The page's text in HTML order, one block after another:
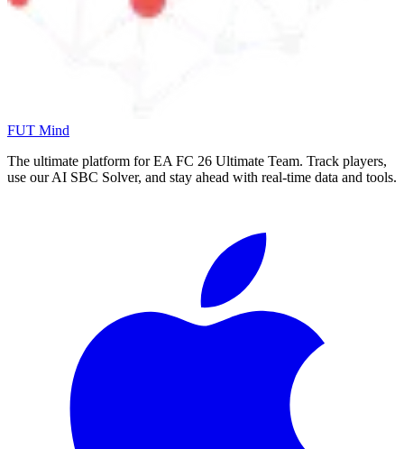
FUT Mind
The ultimate platform for EA FC 26 Ultimate Team. Track players,
use our AI SBC Solver, and stay ahead with real-time data and tools.